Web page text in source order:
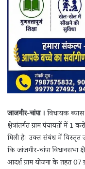
जाजगीर-चांपा ।विधायक
क्षेत्रांतर्गत ग्राम पंचायतों में
मिली है। उक्त संबंध में विस्तृत
कि जांजगीर-चांपा विधानसभा
आदर्श ग्राम योजना के तहत